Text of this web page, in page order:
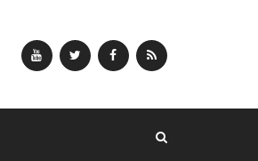
YOUTUBETWITTERFACEBOOK
RSS